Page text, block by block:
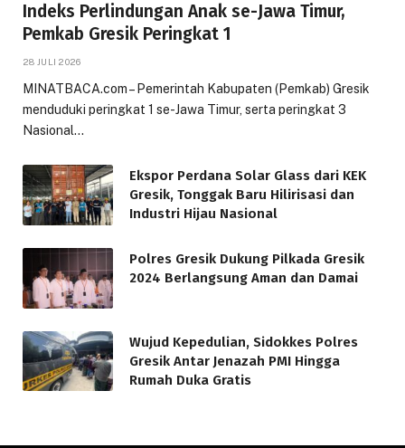
Indeks Perlindungan Anak se-Jawa Timur,
Pemkab Gresik Peringkat 1
28 JULI 2026
MINATBACA.com – Pemerintah Kabupaten (Pemkab) Gresik
menduduki peringkat 1 se-Jawa Timur, serta peringkat 3
Nasional…
Ekspor Perdana Solar Glass dari KEK
Gresik, Tonggak Baru Hilirisasi dan
Industri Hijau Nasional
Polres Gresik Dukung Pilkada Gresik
2024 Berlangsung Aman dan Damai
Wujud Kepedulian, Sidokkes Polres
Gresik Antar Jenazah PMI Hingga
Rumah Duka Gratis